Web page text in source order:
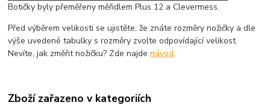
Botičky byly přeměřeny měřidlem Plus 12 a Clevermess.
Před výběrem velikosti se ujistěte, že znáte rozměry nožičky a dle
výše uvedené tabulky s rozměry zvolte odpovídající velikost.
Nevíte, jak změřit nožičku? Zde najdenávod.
Zboží zařazeno v kategoriích